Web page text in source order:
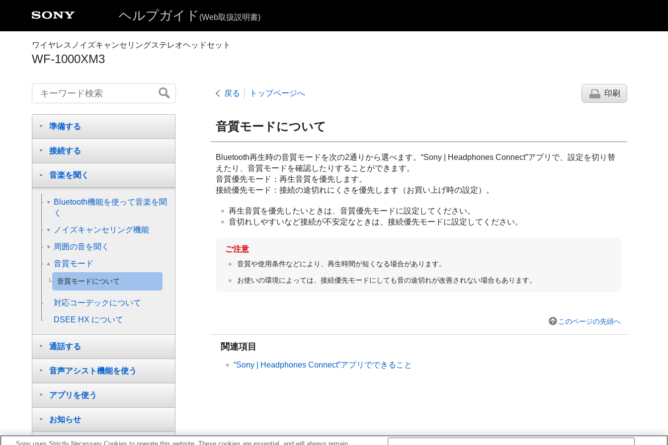
ヘルプガイド (Web取扱説明書)
ワイヤレスノイズキャンセリングステレオヘッドセット
WF-1000XM3
戻る トップページへ 印刷
音質モードについて
Bluetooth再生時の音質モードを次の2通りから選べます。“Sony | Headphones Connect”アプリで、設定を切り替
えたり、音質モードを確認したりすることができます。
音質優先モード：再生音質を優先します。
接続優先モード：接続の途切れにくさを優先します（お買い上げ時の設定）。
再生音質を優先したいときは、音質優先モードに設定してください。
音切れしやすいなど接続が不安定なときは、接続優先モードに設定してください。
ご注意
音質や使用条件などにより、再生時間が短くなる場合があります。
お使いの環境によっては、接続優先モードにしても音の途切れが改善されない場合もあります。
このページの先頭へ
関連項目
“Sony | Headphones Connect”アプリでできること
準備する
接続する
音楽を聞く
Bluetooth機能を使って音楽を聞
く
ノイズキャンセリング機能
周囲の音を聞く
音質モード
音質モードについて
対応コーデックについて
DSEE HX について
通話する
音声アシスト機能を使う
アプリを使う
お知らせ